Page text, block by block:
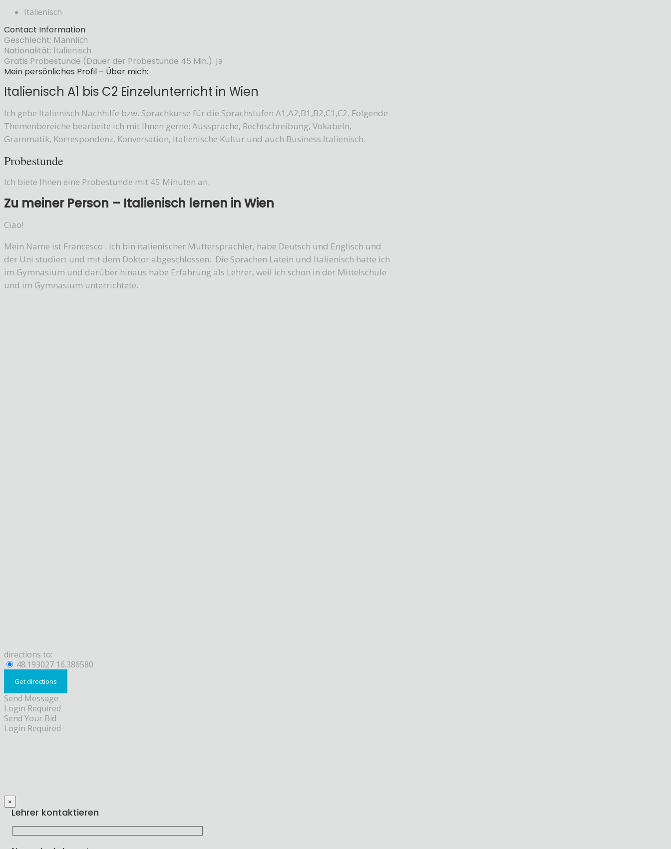
Italienisch
Contact Information
Geschlecht: Männlich
Nationalität: Italienisch
Gratis Probestunde (Dauer der Probestunde 45 Min.): Ja
Mein persönliches Profil – Über mich:
Italienisch A1 bis C2 Einzelunterricht in Wien
Ich gebe Italienisch Nachhilfe bzw. Sprachkurse für die Sprachstufen A1,A2,B1,B2,C1,C2. Folgende
Themenbereiche bearbeite ich mit Ihnen gerne: Aussprache, Rechtschreibung, Vokabeln,
Grammatik, Korrespondenz, Konversation, Italienische Kultur und auch Business Italienisch.
Probestunde
Ich biete Ihnen eine Probestunde mit 45 Minuten an.
Zu meiner Person – Italienisch lernen in Wien
Ciao!
Mein Name ist Francesco . Ich bin italienischer Muttersprachler, habe Deutsch und Englisch und
der Uni studiert und mit dem Doktor abgeschlossen. Die Sprachen Latein und Italienisch hatte ich
im Gymnasium und darüber hinaus habe Erfahrung als Lehrer, weil ich schon in der Mittelschule
und im Gymnasium unterrichtete.
directions to:
48.193027 16.386580
Send Message
Login Required
Send Your Bid
Login Required
×
Lehrer kontaktieren